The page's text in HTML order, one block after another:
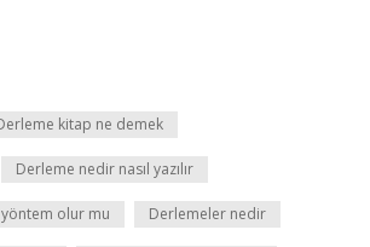
kitap ne demek
Derleme nedir nasıl yazılır
olur mu Derlemeler nedir